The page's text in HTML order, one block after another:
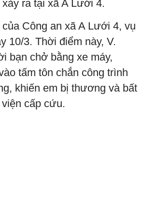
ra tại xã A Lưới 4.
Công an xã A Lưới 4, vụ
10/3. Thời điểm này, V.
bạn chở bằng xe máy,
tấm tôn chắn công trình
khiến em bị thương và bất
cấp cứu.